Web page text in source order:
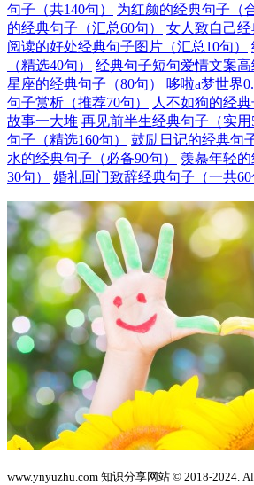
句子（共140句）
为红颜的经典句子（
的经典句子（汇总60句）
女人致自己经
阅读的好处经典句子图片（汇总10句）
（精选40句）
经典句子短句爱情文案高
星座的经典句子（80句）
哆啦a梦世界
句子赏析（推荐70句）
人不如狗的经典
故事一大堆 再见前半生经典句子（实用
句子（精选160句）
鼓励日记的经典句
水的经典句子（必备90句）
羡慕年轻
30句）
婚礼回门致辞经典句子（一共60
www.ynyuzhu.com 知识分享网站 © 2018-2024.